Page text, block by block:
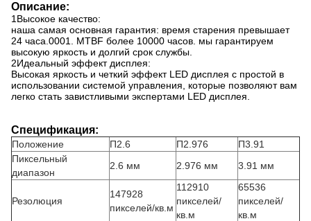
Описание:
1Высокое качество:
наша самая основная гарантия: время старения превышает
24 часа.0001. MTBF более 10000 часов. мы гарантируем
высокую яркость и долгий срок службы.
2Идеальный эффект дисплея:
Высокая яркость и четкий эффект LED дисплея с простой в
использовании системой управления, которые позволяют вам
легко стать завистливыми экспертами LED дисплея.
Спецификация:
Положение П2.6 П2.976
П3.91
Пиксельный
диапазон
2.6 мм 2.976 мм 3.91 мм
Резолюция
147928
пикселей/кв.м
112910
пикселей/
кв.м
65536
пикселей/
кв.м